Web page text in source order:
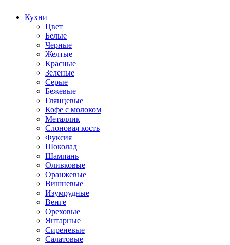
Кухни
Цвет
Белые
Черные
Желтые
Красные
Зеленые
Серые
Бежевые
Глянцевые
Кофе с молоком
Металлик
Слоновая кость
Фуксия
Шоколад
Шампань
Оливковые
Оранжевые
Вишневые
Изумрудные
Венге
Ореховые
Янтарные
Сиреневые
Салатовые